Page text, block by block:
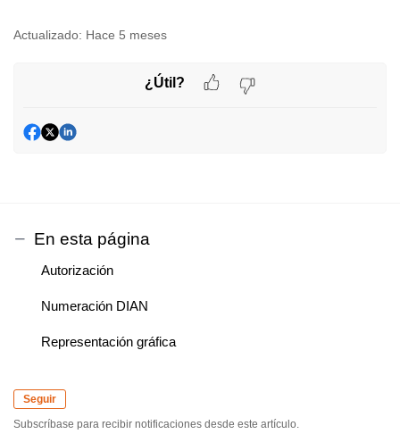
Actualizado: Hace 5 meses
¿Útil?
En esta página
Autorización
Numeración DIAN
Representación gráfica
Seguir
Subscríbase para recibir notificaciones desde este artículo.